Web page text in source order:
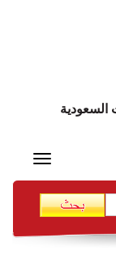
السعودية
Toggle